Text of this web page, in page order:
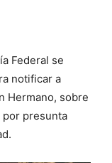
Federal se
notificar a
Hermano, sobre
por presunta